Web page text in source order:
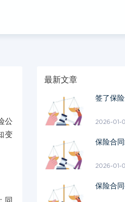
公
变
最新文章
签了保
2026-01-
保险合
2026-01-
保险合